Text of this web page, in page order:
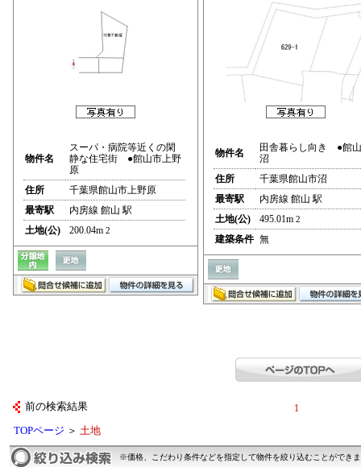
物件名
スーパ・病院等近くの閑
静な住宅街 ●館山市上野
原
住所
千葉県館山市上野原
最寄駅
内房線 館山 駅
土地(公)
200.04m 2
物件名
田舎暮らし向き ●館
沼
住所
千葉県館山市沼
最寄駅
内房線 館山 駅
土地(公)
495.01m 2
建築条件 無
前の検索結果 1
TOPページ ＞ 土地
※価格、こだわり条件などを指定して物件を絞り込むことができ